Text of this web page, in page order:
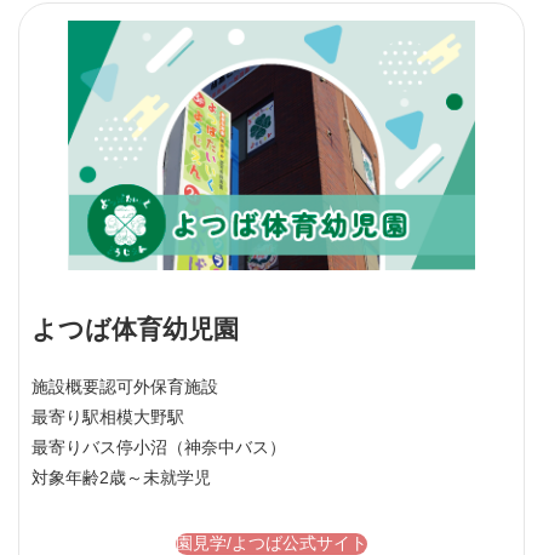
よつば体育幼児園
施設概要認可外保育施設
最寄り駅相模大野駅
最寄りバス停小沼（神奈中バス）
対象年齢2歳～未就学児
園見学/よつば公式サイト